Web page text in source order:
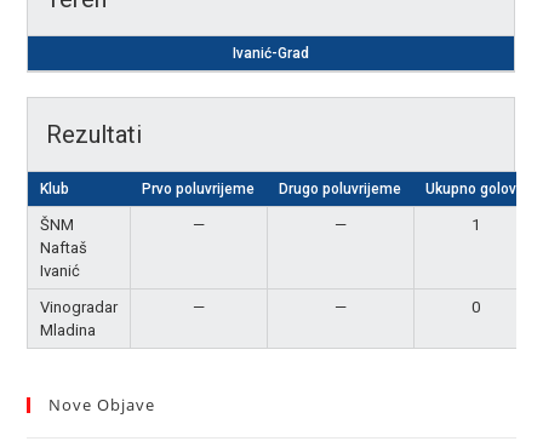
Ivanić-Grad
Rezultati
Klub Prvo poluvrijeme Drugo poluvrijeme Ukupno golova
ŠNM
Naftaš
Ivanić
— — 1
Vinogradar
Mladina
— — 0
Nove Objave